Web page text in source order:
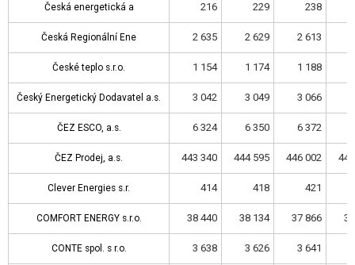
Česká energetická a 216 229 238
Česká Regionální Ene 2 635 2 629 2 613
České teplo s.r.o. 1 154 1 174 1 188
Český Energetický Dodavatel a.s. 3 042 3 049 3 066
ČEZ ESCO, a.s. 6 324 6 350 6 372
ČEZ Prodej, a.s. 443 340 444 595 446 002
Clever Energies s.r. 414 418 421
COMFORT ENERGY s.r.o. 38 440 38 134 37 866
CONTE spol. s r.o. 3 638 3 626 3 641
Česká energetická a
Česká Regionální Ene
České teplo s.r.o.
Český Energetický Dodavatel a.s.
ČEZ ESCO, a.s.
ČEZ Prodej, a.s.
Clever Energies s.r.
COMFORT ENERGY s.r.o.
CONTE spol. s r.o.